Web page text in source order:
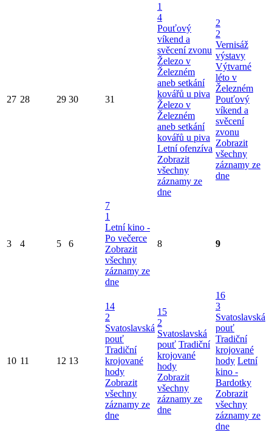
27 28 29 30 31
1
4
Pouťový
víkend a
svěcení zvonu
Železo v
Železném
aneb setkání
kovářů u piva
Železo v
Železném
aneb setkání
kovářů u piva
Letní ofenzíva
Zobrazit
všechny
záznamy ze
dne
2
2
Vernisáž
výstavy
Výtvarné
léto v
Železném
Pouťový
víkend a
svěcení
zvonu
Zobrazit
všechny
záznamy ze
dne
3 4 5 6
7
1
Letní kino -
Po večerce
Zobrazit
všechny
záznamy ze
dne
8 9
10 11 12 13
14
2
Svatoslavská
pouť
Tradiční
krojované
hody
Zobrazit
všechny
záznamy ze
dne
15
2
Svatoslavská
pouť Tradiční
krojované
hody
Zobrazit
všechny
záznamy ze
dne
16
3
Svatoslavská
pouť
Tradiční
krojované
hody Letní
kino -
Bardotky
Zobrazit
všechny
záznamy ze
dne